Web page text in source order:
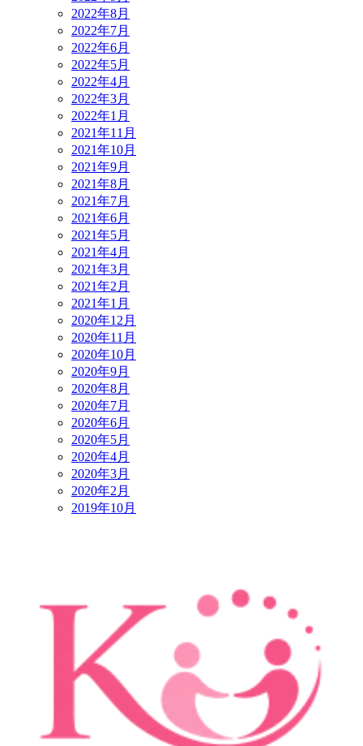
2022年8月
2022年7月
2022年6月
2022年5月
2022年4月
2022年3月
2022年1月
2021年11月
2021年10月
2021年9月
2021年8月
2021年7月
2021年6月
2021年5月
2021年4月
2021年3月
2021年2月
2021年1月
2020年12月
2020年11月
2020年10月
2020年9月
2020年8月
2020年7月
2020年6月
2020年5月
2020年4月
2020年3月
2020年2月
2019年10月